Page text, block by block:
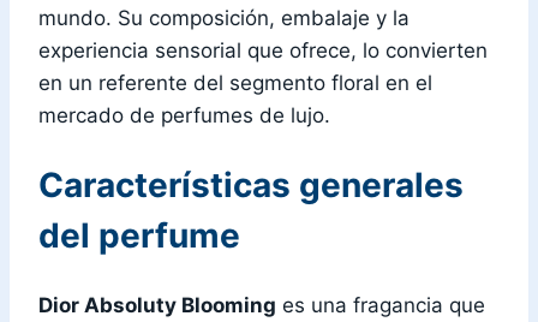
mundo. Su composición, embalaje y la
experiencia sensorial que ofrece, lo convierten
en un referente del segmento floral en el
mercado de perfumes de lujo.
Características generales
del perfume
Dior Absoluty Blooming es una fragancia que